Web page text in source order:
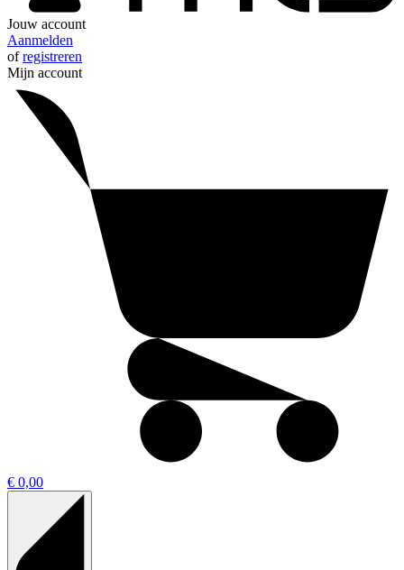
Jouw account
Aanmelden
ofregistreren
Mijn account
€ 0,00